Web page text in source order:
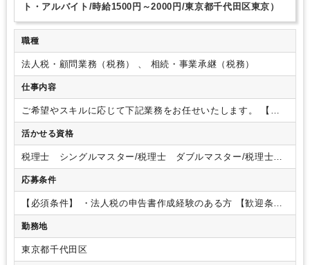
ト・アルバイト/時給1500円～2000円/東京都千代田区東京）
職種
法人税・顧問業務（税務） 、 相続・事業承継（税務）
仕事内容
ご希望やスキルに応じて下記業務をお任せいたします。
【具
体的な業務内容】・法人税申告書作成業務（上場子会社、中
小中堅会社）
社）・・・希望に応じて
・法人顧問業務 ・事業承継コンサル
ティング業務
・株価算定業務・相続税申告業務 等 ※基本的
に入力業務はございません。
活かせる資格
税理士 シングルマスター/税理士 ダブルマスター/税理士試
験 １科目合格/税理士試験 ２科目合格/税理士試験 ３科目
合格/税理士試験 ４科目合格
応募条件
【必須条件】 ・法人税の申告書作成経験のある方
【歓迎条
件】・税理士科目合格者
勤務地
東京都千代田区